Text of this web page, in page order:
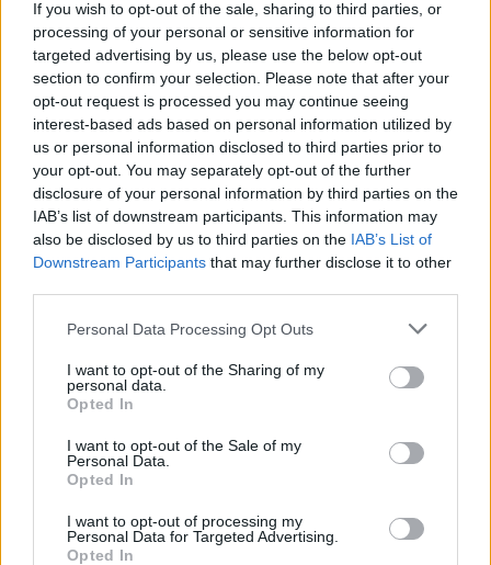
If you wish to opt-out of the sale, sharing to third parties, or
processing of your personal or sensitive information for
targeted advertising by us, please use the below opt-out
section to confirm your selection. Please note that after your
opt-out request is processed you may continue seeing
interest-based ads based on personal information utilized by
us or personal information disclosed to third parties prior to
your opt-out. You may separately opt-out of the further
disclosure of your personal information by third parties on the
IAB’s list of downstream participants. This information may
also be disclosed by us to third parties on the IAB’s List of
Downstream Participants that may further disclose it to other
Please note that this website/app uses one or more Google
not limited to your visit or usage behaviour. You may click to
grant or deny consent to Google and its third-party tags to
use your data for below specified purposes in below Google
consent section.
Personal Data Processing Opt Outs
I want to opt-out of the Sharing of my
personal data.
Opted In
I want to opt-out of the Sale of my
Personal Data.
Opted In
I want to opt-out of processing my
Personal Data for Targeted Advertising.
Opted In
Vuoi rimuovere le pubblicità nazionali?
Puoi abbonarti asoli € 1,10 al mese
cliccandoqui
Sei già abbonato?
Puoi effettuare l'accesso andando nella
sezione Logindal menù del sito o
cliccandoqui
TEMI: Canile Olbia Guardia Di Finanza Olbia
Notizie in tempo reale?
Entra nel canale telegram di